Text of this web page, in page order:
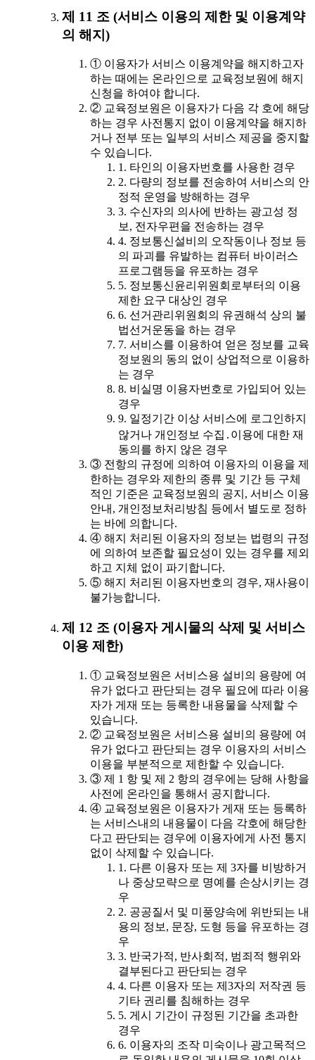
제 11 조 (서비스 이용의 제한 및 이용계약
의 해지)
① 이용자가 서비스 이용계약을 해지하고자
하는 때에는 온라인으로 교육정보원에 해지
신청을 하여야 합니다.
② 교육정보원은 이용자가 다음 각 호에 해당
하는 경우 사전통지 없이 이용계약을 해지하
거나 전부 또는 일부의 서비스 제공을 중지할
수 있습니다.
1. 타인의 이용자번호를 사용한 경우
2. 다량의 정보를 전송하여 서비스의 안
정적 운영을 방해하는 경우
3. 수신자의 의사에 반하는 광고성 정
보, 전자우편을 전송하는 경우
4. 정보통신설비의 오작동이나 정보 등
의 파괴를 유발하는 컴퓨터 바이러스
프로그램등을 유포하는 경우
5. 정보통신윤리위원회로부터의 이용
제한 요구 대상인 경우
6. 선거관리위원회의 유권해석 상의 불
법선거운동을 하는 경우
7. 서비스를 이용하여 얻은 정보를 교육
정보원의 동의 없이 상업적으로 이용하
는 경우
8. 비실명 이용자번호로 가입되어 있는
경우
9. 일정기간 이상 서비스에 로그인하지
않거나 개인정보 수집․이용에 대한 재
동의를 하지 않은 경우
③ 전항의 규정에 의하여 이용자의 이용을 제
한하는 경우와 제한의 종류 및 기간 등 구체
적인 기준은 교육정보원의 공지, 서비스 이용
안내, 개인정보처리방침 등에서 별도로 정하
는 바에 의합니다.
④ 해지 처리된 이용자의 정보는 법령의 규정
에 의하여 보존할 필요성이 있는 경우를 제외
하고 지체 없이 파기합니다.
⑤ 해지 처리된 이용자번호의 경우, 재사용이
불가능합니다.
제 12 조 (이용자 게시물의 삭제 및 서비스
이용 제한)
① 교육정보원은 서비스용 설비의 용량에 여
유가 없다고 판단되는 경우 필요에 따라 이용
자가 게재 또는 등록한 내용물을 삭제할 수
있습니다.
② 교육정보원은 서비스용 설비의 용량에 여
유가 없다고 판단되는 경우 이용자의 서비스
이용을 부분적으로 제한할 수 있습니다.
③ 제 1 항 및 제 2 항의 경우에는 당해 사항을
사전에 온라인을 통해서 공지합니다.
④ 교육정보원은 이용자가 게재 또는 등록하
는 서비스내의 내용물이 다음 각호에 해당한
다고 판단되는 경우에 이용자에게 사전 통지
없이 삭제할 수 있습니다.
1. 다른 이용자 또는 제 3자를 비방하거
나 중상모략으로 명예를 손상시키는 경
우
2. 공공질서 및 미풍양속에 위반되는 내
용의 정보, 문장, 도형 등을 유포하는 경
우
3. 반국가적, 반사회적, 범죄적 행위와
결부된다고 판단되는 경우
4. 다른 이용자 또는 제3자의 저작권 등
기타 권리를 침해하는 경우
5. 게시 기간이 규정된 기간을 초과한
경우
6. 이용자의 조작 미숙이나 광고목적으